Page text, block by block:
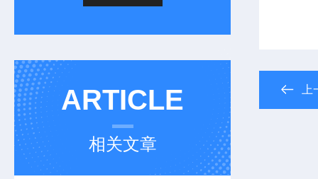
ARTICLE
相关文章